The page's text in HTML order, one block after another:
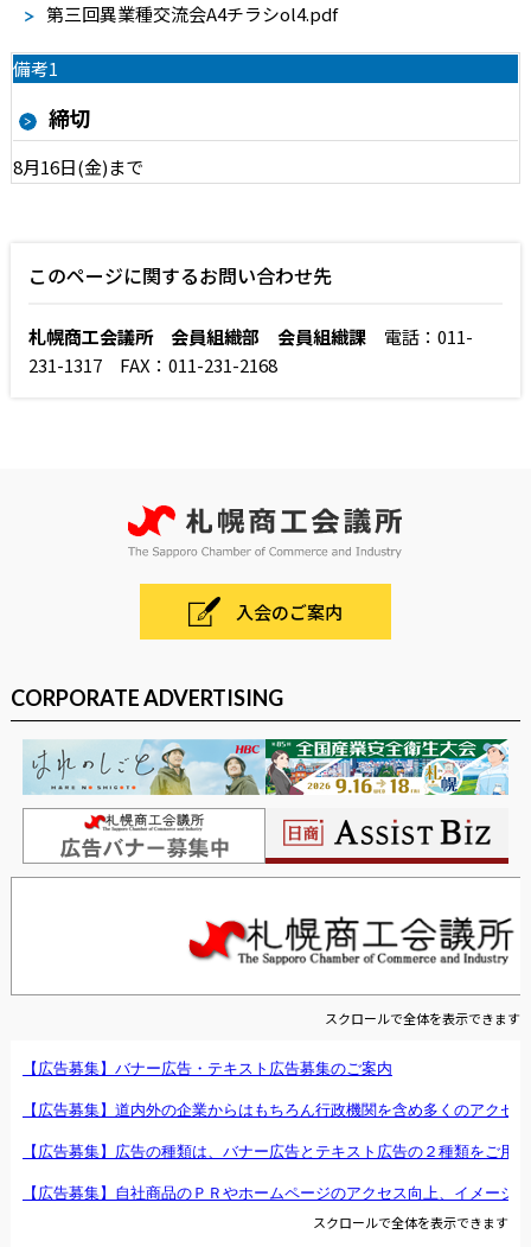
第三回異業種交流会A4チラシol4.pdf
備考1
締切
8月16日(金)まで
このページに関するお問い合わせ先
札幌商工会議所 会員組織部 会員組織課電話：011-
231-1317 FAX：011-231-2168
入会のご案内
CORPORATE ADVERTISING
スクロールで全体を表示できます
スクロールで全体を表示できます